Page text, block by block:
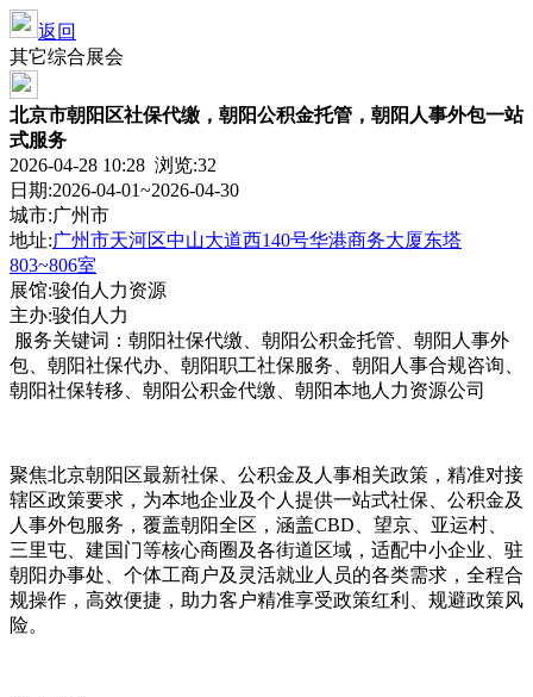
返回
其它综合展会
北京市朝阳区社保代缴，朝阳公积金托管，朝阳人事外包一站
式服务
2026-04-28 10:28 浏览:32
日期:2026-04-01~2026-04-30
城市:广州市
地址:广州市天河区中山大道西140号华港商务大厦东塔
803~806室
展馆:骏伯人力资源
主办:骏伯人力
服务关键词：朝阳社保代缴、朝阳公积金托管、朝阳人事外
包、朝阳社保代办、朝阳职工社保服务、朝阳人事合规咨询、
朝阳社保转移、朝阳公积金代缴、朝阳本地人力资源公司
聚焦北京朝阳区最新社保、公积金及人事相关政策，精准对接
辖区政策要求，为本地企业及个人提供一站式社保、公积金及
人事外包服务，覆盖朝阳全区，涵盖CBD、望京、亚运村、
三里屯、建国门等核心商圈及各街道区域，适配中小企业、驻
朝阳办事处、个体工商户及灵活就业人员的各类需求，全程合
规操作，高效便捷，助力客户精准享受政策红利、规避政策风
险。